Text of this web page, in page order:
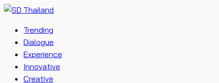
Trending
Dialogue
Experience
Innovative
Creative